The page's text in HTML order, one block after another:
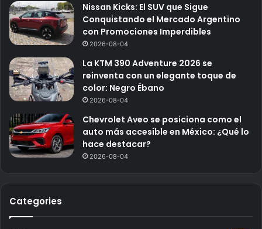
Nissan Kicks: El SUV que Sigue
Conquistando el Mercado Argentino
con Promociones Imperdibles
2026-08-04
La KTM 390 Adventure 2026 se
reinventa con un elegante toque de
color: Negro Ébano
2026-08-04
Chevrolet Aveo se posiciona como el
auto más accesible en México: ¿Qué lo
hace destacar?
2026-08-04
Categories